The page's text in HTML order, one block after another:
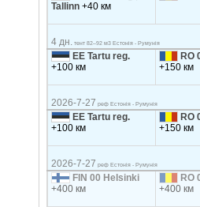
Tallinn+40 км
4 дн. тент 82–92 м3 Естонія - Румунія
EE Tartu reg.
+100 км
RO
+150 км
2026-7-27 реф Естонія - Румунія
EE Tartu reg.
+100 км
RO
+150 км
2026-7-27 реф Естонія - Румунія
FIN 00 Helsinki
+400 км
RO
+400 км